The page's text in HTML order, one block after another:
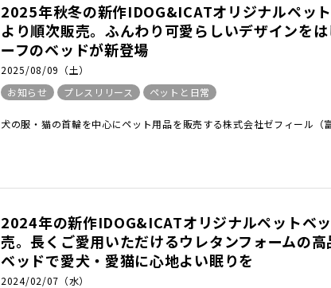
2025年秋冬の新作IDOG&ICATオリジナルペッ
より順次販売。ふんわり可愛らしいデザインを
ーフのベッドが新登場
2025/08/09（土）
お知らせ
プレスリリース ペットと日常
犬の服・猫の首輪を中心にペット用品を販売する株式会社ゼフィール
2024年の新作IDOG&ICATオリジナルペットベ
売。長くご愛用いただけるウレタンフォームの
ベッドで愛犬・愛猫に心地よい眠りを
2024/02/07（水）